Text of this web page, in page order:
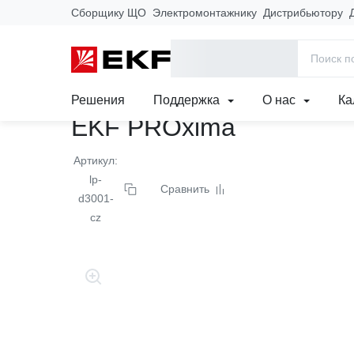
Сборщику ЩО Электромонтажнику Дистрибьютору
Решения Поддержка О нас
Главная
Держатель для труб
EKF PROxima
Артикул:
lp-
d3001-
cz
Сравнить